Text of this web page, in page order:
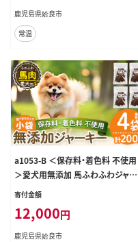
はん 間食 ご褒美 ペット関係
鹿児島県姶良市
常温
a1053-B ＜保存料・着色料 不使用
＞愛犬用無添加 馬ふわふわジャー
キー4袋(1袋50g・合計200g)【Nフー
ドッグ ペット フード エサ おやつ ご
はん 間食 ご褒美 ペット関係
寄付金額
12,000円
鹿児島県姶良市